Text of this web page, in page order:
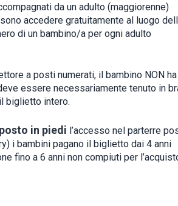
da un adulto (maggiorenne)
accedere gratuitamente al luogo
di un bambino/a per ogni adulto
a posti numerati, il bambino NON
essere necessariamente tenuto in
biglietto intero.
posto in piedi l’accesso nel parterre
i bambini pagano il biglietto dai 4 anni
fino a 6 anni non compiuti per